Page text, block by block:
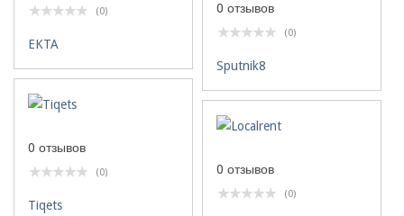
(0)
EKTA
0 отзывов
(0)
Sputnik8
0 отзывов
(0)
Tiqets
0 отзывов
(0)